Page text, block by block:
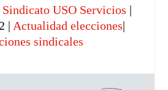
Sindicato USO Servicios |
| Actualidad elecciones|
sindicales